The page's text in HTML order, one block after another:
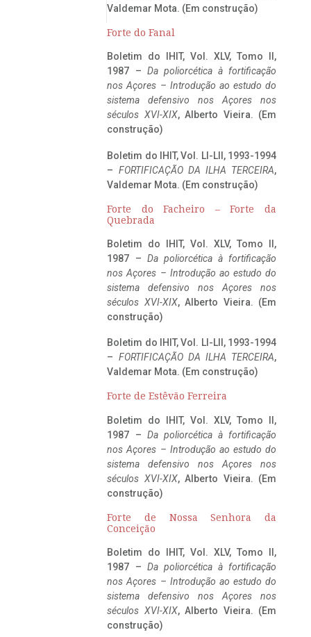
Valdemar Mota. (Em construção)
Forte do Fanal
Boletim do IHIT, Vol. XLV, Tomo II,
1987 – Da poliorcética à fortificação
nos Açores – Introdução ao estudo do
sistema defensivo nos Açores nos
séculos XVI-XIX, Alberto Vieira. (Em
construção)
Boletim do IHIT, Vol. LI-LII, 1993-1994
– FORTIFICAÇÃO DA ILHA TERCEIRA,
Valdemar Mota. (Em construção)
Forte do Facheiro – Forte da
Quebrada
Boletim do IHIT, Vol. XLV, Tomo II,
1987 – Da poliorcética à fortificação
nos Açores – Introdução ao estudo do
sistema defensivo nos Açores nos
séculos XVI-XIX, Alberto Vieira. (Em
construção)
Boletim do IHIT, Vol. LI-LII, 1993-1994
– FORTIFICAÇÃO DA ILHA TERCEIRA,
Valdemar Mota. (Em construção)
Forte de Estêvão Ferreira
Boletim do IHIT, Vol. XLV, Tomo II,
1987 – Da poliorcética à fortificação
nos Açores – Introdução ao estudo do
sistema defensivo nos Açores nos
séculos XVI-XIX, Alberto Vieira. (Em
construção)
Forte de Nossa Senhora da
Conceição
Boletim do IHIT, Vol. XLV, Tomo II,
1987 – Da poliorcética à fortificação
nos Açores – Introdução ao estudo do
sistema defensivo nos Açores nos
séculos XVI-XIX, Alberto Vieira. (Em
construção)